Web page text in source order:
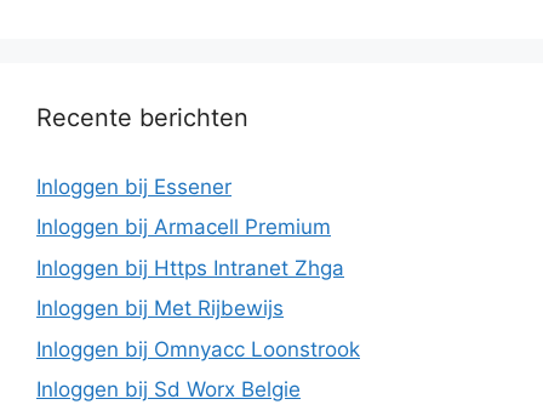
Recente berichten
Inloggen bij Essener
Inloggen bij Armacell Premium
Inloggen bij Https Intranet Zhga
Inloggen bij Met Rijbewijs
Inloggen bij Omnyacc Loonstrook
Inloggen bij Sd Worx Belgie